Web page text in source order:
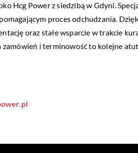
Hcg Power z siedzibą w Gdyni.
proces odchudzania.
oraz stałe wsparcie w trakcie
i terminowość to kolejne